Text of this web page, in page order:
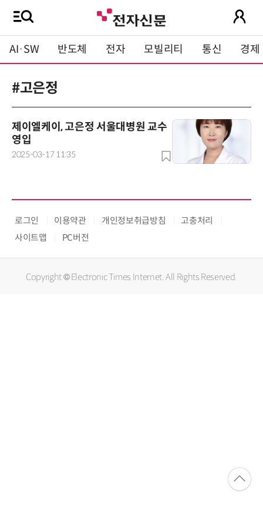
AI·SW 반도체 전자 모빌리티 통신 경제
#고은정
제이엘케이, 고은정 서울대병원 교수
영입
2025-03-17 11:35
로그인 이용약관 개인정보취급방침
고충처리
사이트맵
PC버전
Copyright © Electronic Times Internet. All Rights Reserved.